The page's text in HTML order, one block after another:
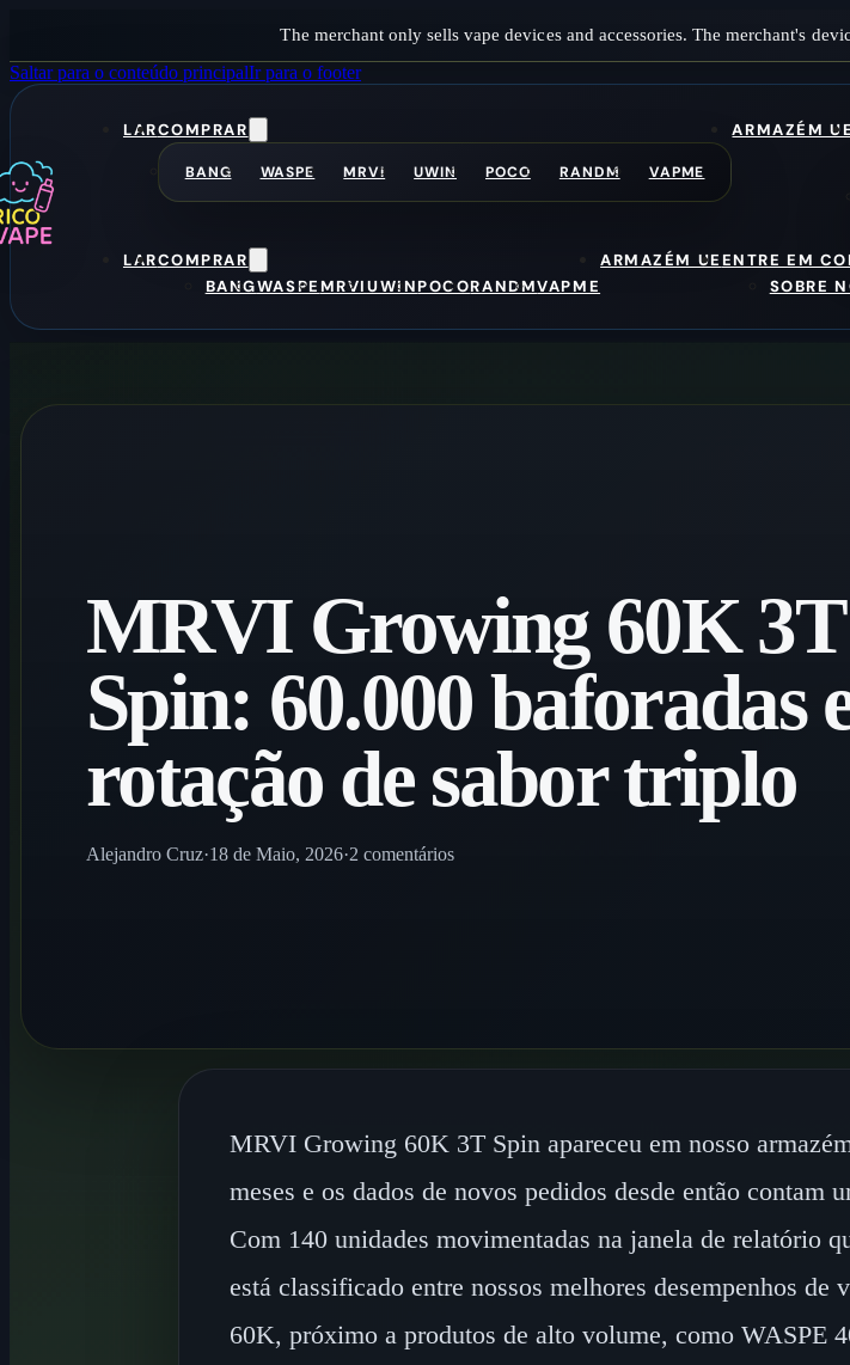
The merchant only sells vape devices and accessories. The merchant's
Saltar para o conteúdo principalIr para o footer
LARCOMPRAR
BANG WASPE MRVI UWIN POCO RANDM VAPME
ARMAZÉM
LARCOMPRAR
BANGWASPEMRVIUWINPOCORANDMVAPME
ARMAZÉM UEENTRE EM
SOBRE
MRVI Growing 60K 3T
Spin: 60.000 baforadas
rotação de sabor triplo
Alejandro Cruz·18 de Maio, 2026·2 comentários
MRVI Growing 60K 3T Spin apareceu em nosso
meses e os dados de novos pedidos desde então contam
Com 140 unidades movimentadas na janela de relatório
está classificado entre nossos melhores desempenhos de
60K, próximo a produtos de alto volume, como WASPE